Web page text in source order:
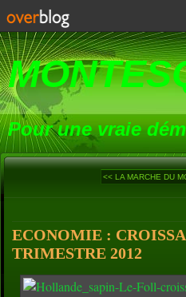
Pour une vraie
<< LA MARCHE DU
ECONOMIE :
TRIMESTRE 2012